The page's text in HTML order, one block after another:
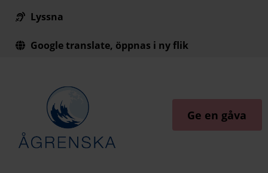
Till innehåll på sidan
Lyssna
Google translate, öppnas i ny flik
Ge en gåva